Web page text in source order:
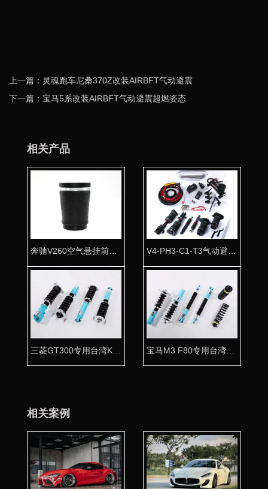
上一篇：灵魂跑车尼桑370Z改装AIRBFT气动避震
下一篇：宝马5系改装AIRBFT气动避震超燃姿态
相关产品
相关案例